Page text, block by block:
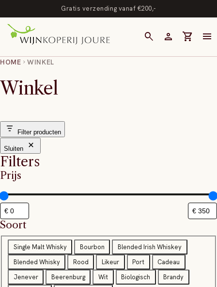
Gratis verzending vanaf €200,-
search person shopping_cart menu
HOME chevron_right WINKEL
Winkel
Filter producten
Sluiten
Filters
Prijs
Soort
o
o
r
Single Malt Whisky Bourbon
Blended Irish Whiskey
Blended Whisky
Rood Likeur Port
Cadeau
Jenever
Beerenburg Wit Biologisch
Brandy